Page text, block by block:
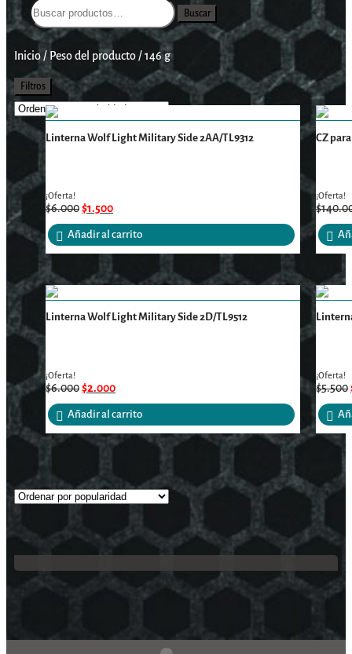
Buscar
Inicio/ Peso del producto /146 g
Filtros
Linterna Wolf Light Military Side 2AA/TL9312
¡Oferta!
$6.000$1.500
Añadir al carrito
CZ
¡Oferta!
$
Linterna Wolf Light Military Side 2D/TL9512
¡Oferta!
$6.000$2.000
Añadir al carrito
¡Oferta!
$5.500